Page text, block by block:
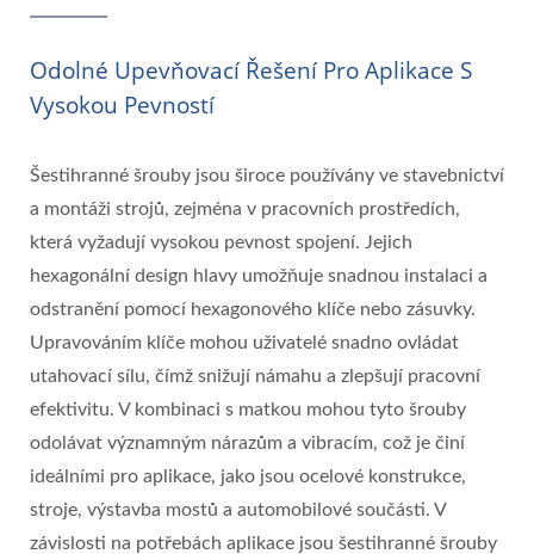
Odolné Upevňovací Řešení Pro Aplikace S
Vysokou Pevností
Šestihranné šrouby jsou široce používány ve stavebnictví
a montáži strojů, zejména v pracovních prostředích,
která vyžadují vysokou pevnost spojení. Jejich
hexagonální design hlavy umožňuje snadnou instalaci a
odstranění pomocí hexagonového klíče nebo zásuvky.
Upravováním klíče mohou uživatelé snadno ovládat
utahovací sílu, čímž snižují námahu a zlepšují pracovní
efektivitu. V kombinaci s matkou mohou tyto šrouby
odolávat významným nárazům a vibracím, což je činí
ideálními pro aplikace, jako jsou ocelové konstrukce,
stroje, výstavba mostů a automobilové součásti. V
závislosti na potřebách aplikace jsou šestihranné šrouby